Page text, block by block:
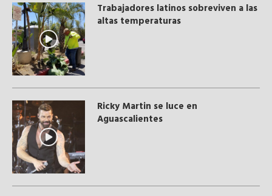
Trabajadores latinos sobreviven a las
altas temperaturas
Ricky Martin se luce en
Aguascalientes